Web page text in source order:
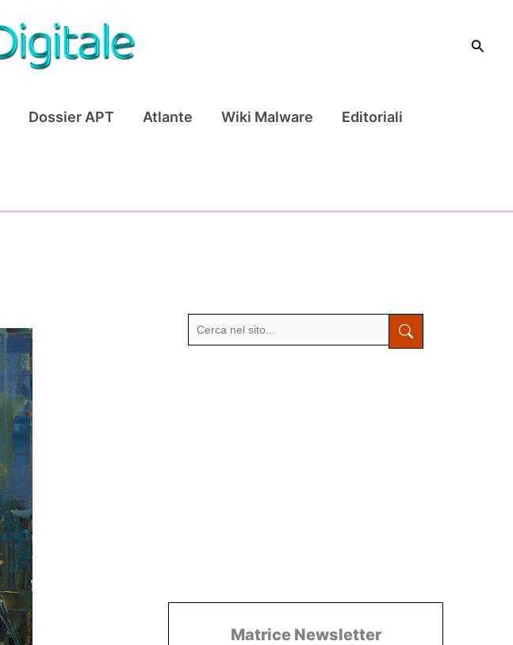
Cerca
Dossier APT Atlante Wiki Malware Editoriali
Matrice Newsletter